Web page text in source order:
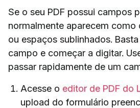
Se o seu PDF possui campos
normalmente aparecem como
ou espaços sublinhados.
campo e começar a digitar.
passar rapidamente de um
Acesse o editor de PDF do
upload do formulário